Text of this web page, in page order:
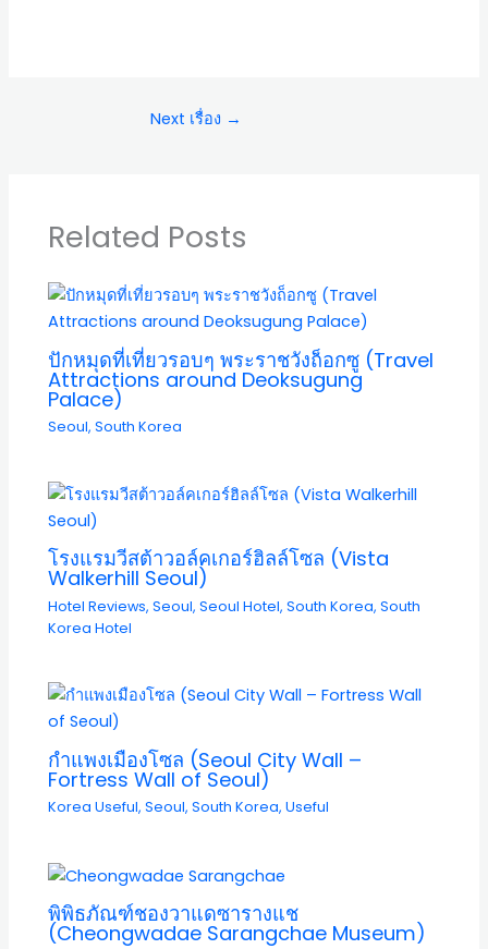
Next เรื่อง →
Related Posts
ปักหมุดที่เที่ยวรอบๆ พระราชวังถ็อกซู (Travel
Attractions around Deoksugung
Palace)
Seoul,South Korea
โรงแรมวีสต้าวอล์คเกอร์ฮิลล์โซล (Vista
Walkerhill Seoul)
Hotel Reviews,Seoul,Seoul Hotel,South Korea,South
Korea Hotel
กำแพงเมืองโซล (Seoul City Wall –
Fortress Wall of Seoul)
Korea Useful,Seoul,South Korea,Useful
พิพิธภัณฑ์ชองวาแดซารางแช
(Cheongwadae Sarangchae Museum)